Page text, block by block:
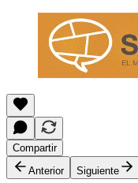
Compartir
Anterior
Siguiente